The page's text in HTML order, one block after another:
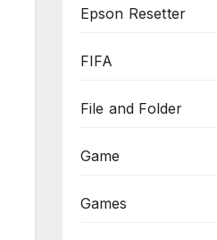
Epson Resetter
FIFA
File and Folder
Game
Games